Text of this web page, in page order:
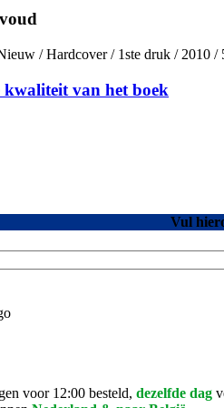
/ Hardcover / 1ste druk / 2010 /
kwaliteit van het boek
Vul
voor 12:00 besteld, dezelfde dag